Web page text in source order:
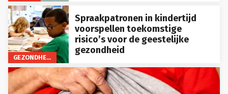
GEZONDHEID
Spraakpatronen in kindertijd
voorspellen toekomstige
risico’s voor de geestelijke
gezondheid